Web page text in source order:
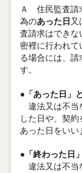
Ａ 住民監査請
為のあった日 又
査請求はできな
密裡に行われて
る場合には、請
す。
●「あった日」
違法又は不当
した日や、契
あった日をいい
●「終わった日
違法又は不当